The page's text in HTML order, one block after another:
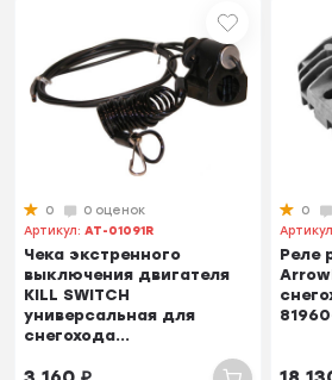
0
0 оценок
Артикул:AT-01091R
Чека экстренного
выключения двигателя
KILL SWITCH
универсальная для
снегохода...
0
Реле